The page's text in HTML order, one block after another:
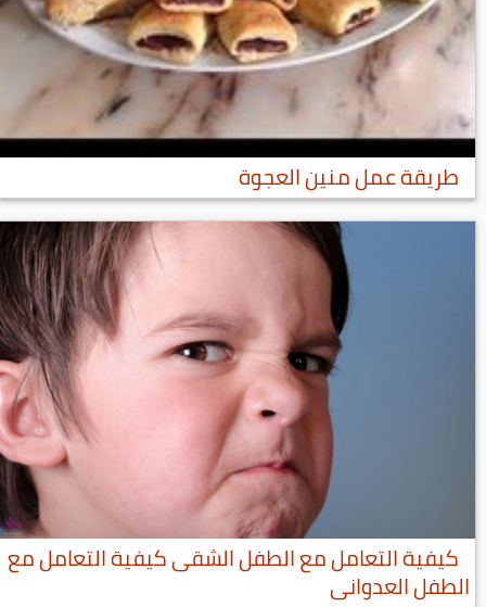
طريقة عمل منين العجوة
كيفية التعامل مع الطفل الشقى كيفية التعامل مع
الطفل العدوانى